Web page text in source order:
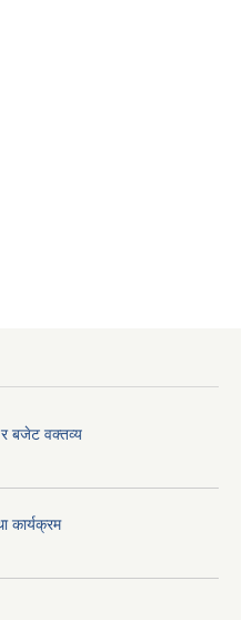
बजेट वक्तव्य
कार्यक्रम